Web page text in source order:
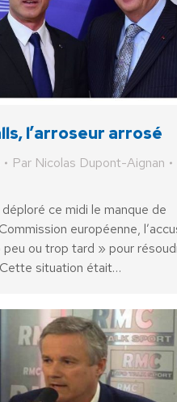
l’arroseur arrosé
Par Nicolas Dupont-Aignan
ce midi le manque de
européenne,
ou trop tard » pour
Cette situation était…